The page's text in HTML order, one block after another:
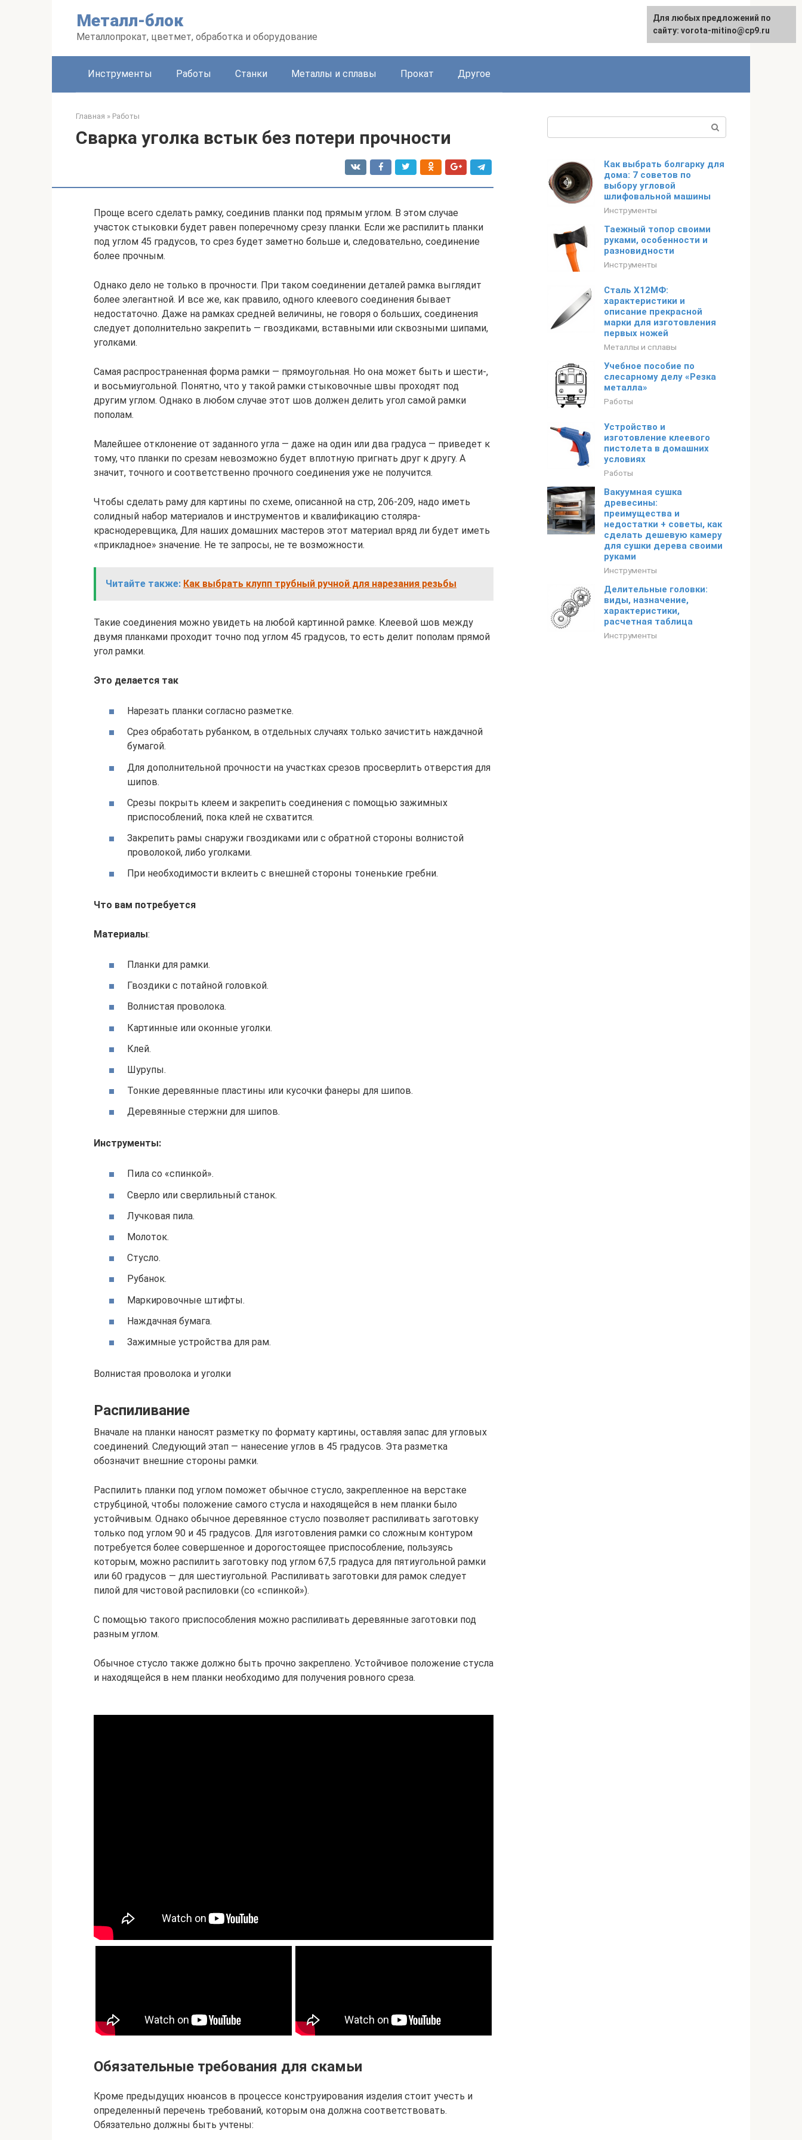
Металл-блок
Металлопрокат, цветмет, обработка и оборудование
Инструменты Работы Станки Металлы и сплавы Прокат Другое
Главная » Работы
Сварка уголка встык без потери прочности
Проще всего сделать рамку, соединив планки под прямым углом. В этом случае
участок стыковки будет равен поперечному срезу планки. Если же распилить планки
под углом 45 градусов, то срез будет заметно больше и, следовательно, соединение
более прочным.
Однако дело не только в прочности. При таком соединении деталей рамка выглядит
более элегантной. И все же, как правило, одного клеевого соединения бывает
недостаточно. Даже на рамках средней величины, не говоря о больших, соединения
следует дополнительно закрепить — гвоздиками, вставными или сквозными шипами,
уголками.
Самая распространенная форма рамки — прямоугольная. Но она может быть и шести-,
и восьмиугольной. Понятно, что у такой рамки стыковочные швы проходят под
другим углом. Однако в любом случае этот шов должен делить угол самой рамки
пополам.
Малейшее отклонение от заданного угла — даже на один или два градуса — приведет к
тому, что планки по срезам невозможно будет вплотную пригнать друг к другу. А
значит, точного и соответственно прочного соединения уже не получится.
Чтобы сделать раму для картины по схеме, описанной на стр, 206-209, надо иметь
солидный набор материалов и инструментов и квалификацию столяра-
краснодеревщика, Для наших домашних мастеров этот материал вряд ли будет иметь
«прикладное» значение. Не те запросы, не те возможности.
Читайте также: Как выбрать клупп трубный ручной для нарезания резьбы
Такие соединения можно увидеть на любой картинной рамке. Клеевой шов между
двумя планками проходит точно под углом 45 градусов, то есть делит пополам прямой
угол рамки.
Это делается так
Нарезать планки согласно разметке.
Срез обработать рубанком, в отдельных случаях только зачистить наждачной
бумагой.
Для дополнительной прочности на участках срезов просверлить отверстия для
шипов.
Срезы покрыть клеем и закрепить соединения с помощью зажимных
приспособлений, пока клей не схватится.
Закрепить рамы снаружи гвоздиками или с обратной стороны волнистой
проволокой, либо уголками.
При необходимости вклеить с внешней стороны тоненькие гребни.
Что вам потребуется
Материалы:
Планки для рамки.
Гвоздики с потайной головкой.
Волнистая проволока.
Картинные или оконные уголки.
Клей.
Шурупы.
Тонкие деревянные пластины или кусочки фанеры для шипов.
Деревянные стержни для шипов.
Инструменты:
Пила со «спинкой».
Сверло или сверлильный станок.
Лучковая пила.
Молоток.
Стусло.
Рубанок.
Маркировочные штифты.
Наждачная бумага.
Зажимные устройства для рам.
Волнистая проволока и уголки
Распиливание
Вначале на планки наносят разметку по формату картины, оставляя запас для угловых
соединений. Следующий этап — нанесение углов в 45 градусов. Эта разметка
обозначит внешние стороны рамки.
Распилить планки под углом поможет обычное стусло, закрепленное на верстаке
струбциной, чтобы положение самого стусла и находящейся в нем планки было
устойчивым. Однако обычное деревянное стусло позволяет распиливать заготовку
только под углом 90 и 45 градусов. Для изготовления рамки со сложным контуром
потребуется более совершенное и дорогостоящее приспособление, пользуясь
которым, можно распилить заготовку под углом 67,5 градуса для пятиугольной рамки
или 60 градусов — для шестиугольной. Распиливать заготовки для рамок следует
пилой для чистовой распиловки (со «спинкой»).
С помощью такого приспособления можно распиливать деревянные заготовки под
разным углом.
Обычное стусло также должно быть прочно закреплено. Устойчивое положение стусла
и находящейся в нем планки необходимо для получения ровного среза.
Обязательные требования для скамьи
Кроме предыдущих нюансов в процессе конструирования изделия стоит учесть и
определенный перечень требований, которым она должна соответствовать.
Обязательно должны быть учтены:
Как выбрать болгарку для
дома: 7 советов по
выбору угловой
шлифовальной машины
Инструменты
Таежный топор своими
руками, особенности и
разновидности
Инструменты
Сталь Х12МФ:
характеристики и
описание прекрасной
марки для изготовления
первых ножей
Металлы и сплавы
Учебное пособие по
слесарному делу «Резка
металла»
Работы
Устройство и
изготовление клеевого
пистолета в домашних
условиях
Работы
Вакуумная сушка
древесины:
преимущества и
недостатки + советы, как
сделать дешевую камеру
для сушки дерева своими
руками
Инструменты
Делительные головки:
виды, назначение,
характеристики,
расчетная таблица
Инструменты
Для любых предложений по
сайту: vorota-mitino@cp9.ru